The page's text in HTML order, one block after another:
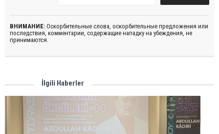
ВНИМАНИЕ: Оскорбительные слова, оскорбительные предложения или
последствия, комментарии, содержащие нападку на убеждения, не
принимаются.
İlgili Haberler